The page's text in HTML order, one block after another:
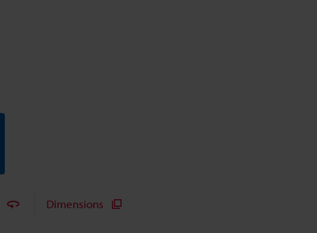
Dimensions